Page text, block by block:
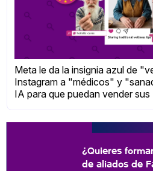
Meta le da la insignia azul de
Instagram a "médicos" y
IA para que puedan vender
¿Quieres
de aliados de